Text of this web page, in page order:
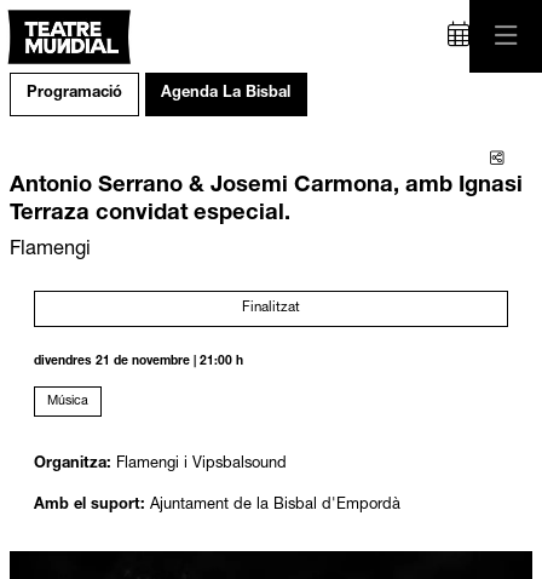
Programació Agenda La Bisbal
Antonio Serrano & Josemi Carmona, amb Ignasi
Terraza convidat especial.
Flamengi
Finalitzat
divendres 21 de novembre 21:00 h
Música
Organitza: Flamengi i Vipsbalsound
Amb el suport: Ajuntament de la Bisbal d'Empordà